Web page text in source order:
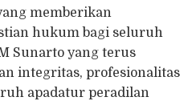
memberikan
hukum bagi seluruh
Sunarto yang terus
integritas, profesionalitas
apadatur peradilan